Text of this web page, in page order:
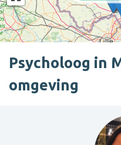
Psycholoog in
omgeving